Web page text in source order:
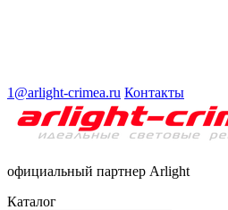
1@arlight-crimea.ru Контакты
официальный партнер Arlight
Каталог